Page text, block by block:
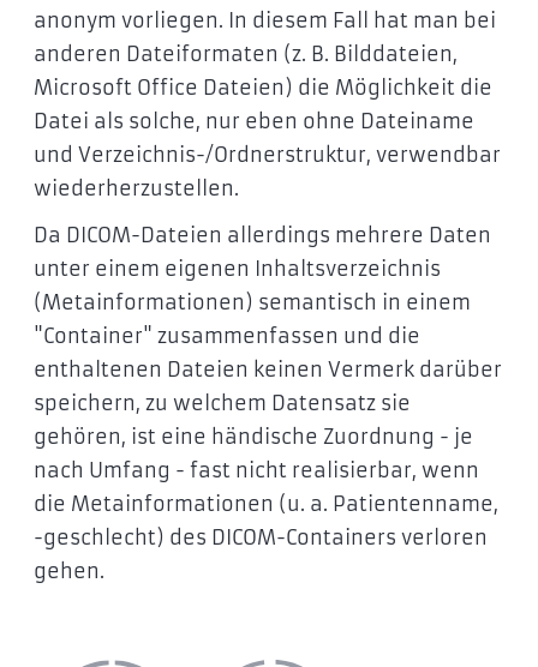
anonym vorliegen. In diesem Fall hat man bei
anderen Dateiformaten (z. B. Bilddateien,
Microsoft Office Dateien) die Möglichkeit die
Datei als solche, nur eben ohne Dateiname
und Verzeichnis-/Ordnerstruktur, verwendbar
wiederherzustellen.
Da DICOM-Dateien allerdings mehrere Daten
unter einem eigenen Inhaltsverzeichnis
(Metainformationen) semantisch in einem
"Container" zusammenfassen und die
enthaltenen Dateien keinen Vermerk darüber
speichern, zu welchem Datensatz sie
gehören, ist eine händische Zuordnung - je
nach Umfang - fast nicht realisierbar, wenn
die Metainformationen (u. a. Patientenname,
-geschlecht) des DICOM-Containers verloren
gehen.